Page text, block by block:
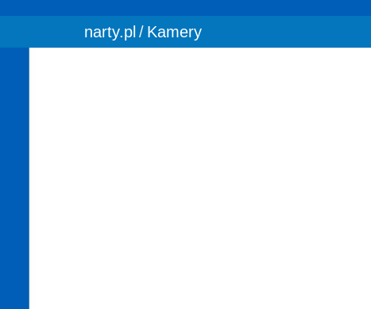
You are here:
narty.pl Kamery